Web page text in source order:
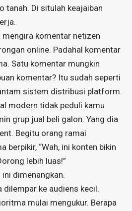
tanah. Di situlah keajaiban
mengira komentar netizen
online. Padahal komentar
Satu komentar mungkin
komentar? Itu sudah seperti
sistem distribusi platform.
modern tidak peduli kamu
grup jual beli galon. Yang dia
Begitu orang ramai
berpikir, “Wah, ini konten bikin
lebih luas!”
dimenangkan.
dilempar ke audiens kecil.
mulai mengukur. Berapa